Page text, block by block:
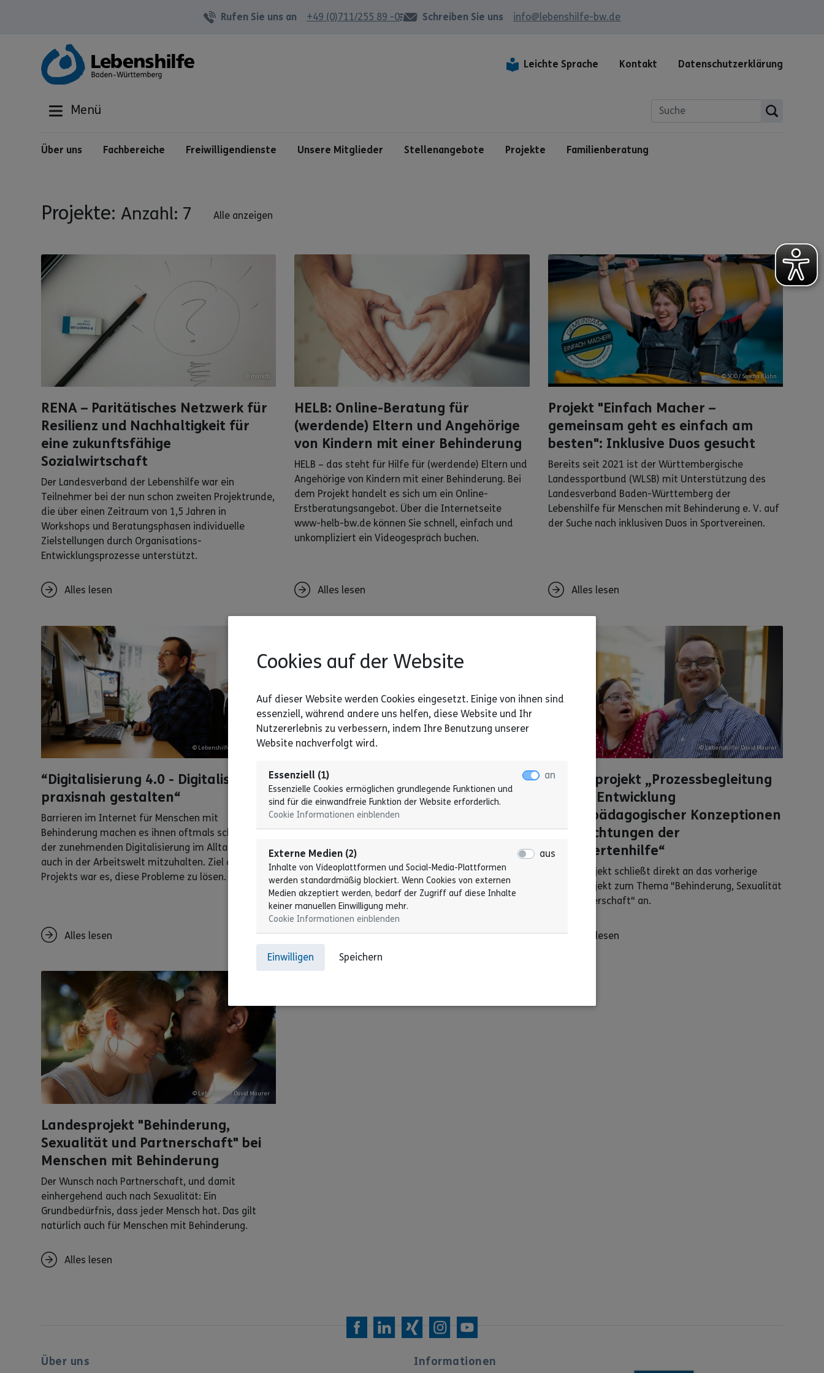
Rufen Sie uns an +49 (0)711/255 89 -0 Schreiben Sie uns info@lebenshilfe-bw.de
Leichte Sprache Kontakt Datenschutzerklärung
Menü
Über uns Fachbereiche Freiwilligendienste Unsere Mitglieder Stellenangebote Projekte Familienberatung
Projekte: Anzahl: 7 Alle anzeigen
© markfb
RENA – Paritätisches Netzwerk für
Resilienz und Nachhaltigkeit für
eine zukunftsfähige
Sozialwirtschaft
Der Landesverband der Lebenshilfe war ein
Teilnehmer bei der nun schon zweiten Projektrunde,
die über einen Zeitraum von 1,5 Jahren in
Workshops und Beratungsphasen individuelle
Zielstellungen durch Organisations-
Entwicklungsprozesse unterstützt.
Alles lesen
HELB: Online-Beratung für
(werdende) Eltern und Angehörige
von Kindern mit einer Behinderung
HELB – das steht für Hilfe für (werdende) Eltern und
Angehörige von Kindern mit einer Behinderung. Bei
dem Projekt handelt es sich um ein Online-
Erstberatungsangebot. Über die Internetseite
www-helb-bw.de können Sie schnell, einfach und
unkompliziert ein Videogespräch buchen.
Alles lesen
© SOD / Sascha Klahn
Projekt "Einfach Macher –
gemeinsam geht es einfach am
besten": Inklusive Duos gesucht
Bereits seit 2021 ist der Württembergische
Landessportbund (WLSB) mit Unterstützung des
Landesverband Baden-Württemberg der
Lebenshilfe für Menschen mit Behinderung e. V. auf
der Suche nach inklusiven Duos in Sportvereinen.
Alles lesen
© Lebenshilfe/ David Maurer
“Digitalisierung 4.0 - Digitalisierung
praxisnah gestalten“
Barrieren im Internet für Menschen mit
Behinderung machen es ihnen oftmals schwer, mit
der zunehmenden Digitalisierung im Alltag und
auch in der Arbeitswelt mitzuhalten. Ziel des
Projekts war es, diese Probleme zu lösen.
Alles lesen
Darum geht es im Projekt
“Barrierefreie Kommunikation in
der Verwaltung“
Kommunikation in der Verwaltung“. Von einer
barrierefreien Kommunikation profitieren viele
Bürger. Nicht nur Menschen mit Behinderung.
Erfahren Sie hier mehr!
Alles lesen
© Lebenshilfe/ David Maurer
Landesprojekt „Prozessbegleitung
bei der Entwicklung
sexualpädagogischer Konzeptionen
in Einrichtungen der
Behindertenhilfe“
Dieses Projekt schließt direkt an das vorherige
Landesprojekt zum Thema "Behinderung, Sexualität
und Partnerschaft" an.
Alles lesen
© Lebenshilfe/ David Maurer
Landesprojekt "Behinderung,
Sexualität und Partnerschaft" bei
Menschen mit Behinderung
Der Wunsch nach Partnerschaft, und damit
einhergehend auch nach Sexualität: Ein
Grundbedürfnis, dass jeder Mensch hat. Das gilt
natürlich auch für Menschen mit Behinderung.
Alles lesen
Über uns Informationen
Cookies auf der Website
Auf dieser Website werden Cookies eingesetzt. Einige von ihnen sind
essenziell, während andere uns helfen, diese Website und Ihr
Nutzererlebnis zu verbessern, indem Ihre Benutzung unserer
Website nachverfolgt wird.
Essenziell (1)
Essenzielle Cookies ermöglichen grundlegende Funktionen und
sind für die einwandfreie Funktion der Website erforderlich.
Cookie Informationen einblenden
an
Externe Medien (2)
Inhalte von Videoplattformen und Social-Media-Plattformen
werden standardmäßig blockiert. Wenn Cookies von externen
Medien akzeptiert werden, bedarf der Zugriff auf diese Inhalte
keiner manuellen Einwilligung mehr.
Cookie Informationen einblenden
aus
Einwilligen Speichern